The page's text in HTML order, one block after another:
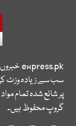
express.pk
سب سے زیادہ وزٹ
پر شائع شدہ تمام
گروپ محفوظ ہیں۔